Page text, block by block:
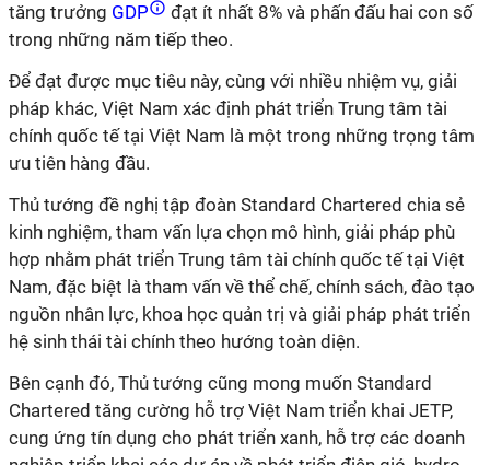
tăng trưởng GDP
đạt ít nhất 8% và phấn đấu hai con số
trong những năm tiếp theo.
Để đạt được mục tiêu này, cùng với nhiều nhiệm vụ, giải
pháp khác, Việt Nam xác định phát triển Trung tâm tài
chính quốc tế tại Việt Nam là một trong những trọng tâm
ưu tiên hàng đầu.
Thủ tướng đề nghị tập đoàn Standard Chartered chia sẻ
kinh nghiệm, tham vấn lựa chọn mô hình, giải pháp phù
hợp nhằm phát triển Trung tâm tài chính quốc tế tại Việt
Nam, đặc biệt là tham vấn về thể chế, chính sách, đào tạo
nguồn nhân lực, khoa học quản trị và giải pháp phát triển
hệ sinh thái tài chính theo hướng toàn diện.
Bên cạnh đó, Thủ tướng cũng mong muốn Standard
Chartered tăng cường hỗ trợ Việt Nam triển khai JETP,
cung ứng tín dụng cho phát triển xanh, hỗ trợ các doanh